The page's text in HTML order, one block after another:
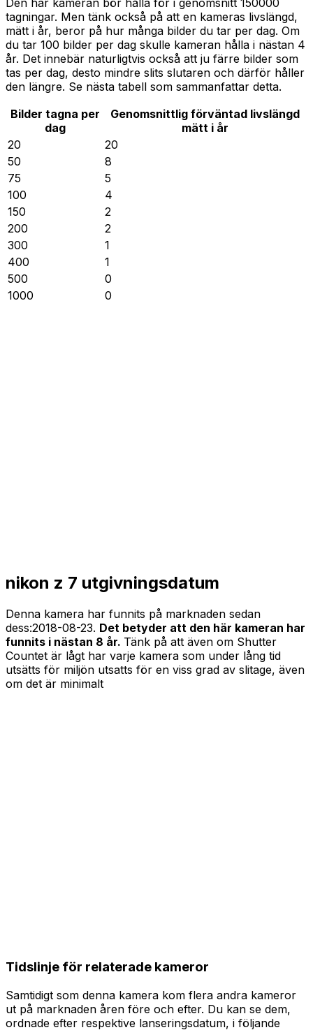
Den här kameran bör hålla för i genomsnitt 150000
tagningar. Men tänk också på att en kameras livslängd,
mätt i år, beror på hur många bilder du tar per dag. Om
du tar 100 bilder per dag skulle kameran hålla i nästan 4
år. Det innebär naturligtvis också att ju färre bilder som
tas per dag, desto mindre slits slutaren och därför håller
den längre. Se nästa tabell som sammanfattar detta.
Bilder tagna per
dag
Genomsnittlig förväntad livslängd
mätt i år
20
20
50
8
75
5
100
4
150
2
200
2
300
1
400
1
500
0
1000
0
nikon z 7 utgivningsdatum
Denna kamera har funnits på marknaden sedan
dess:2018-08-23. Det betyder att den här kameran har
funnits i nästan 8 år. Tänk på att även om Shutter
Countet är lågt har varje kamera som under lång tid
utsätts för miljön utsatts för en viss grad av slitage, även
om det är minimalt
Tidslinje för relaterade kameror
Samtidigt som denna kamera kom flera andra kameror
ut på marknaden åren före och efter. Du kan se dem,
ordnade efter respektive lanseringsdatum, i följande